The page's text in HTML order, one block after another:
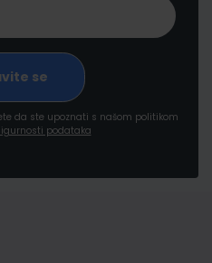
da ste upoznati s našom politikom
podataka